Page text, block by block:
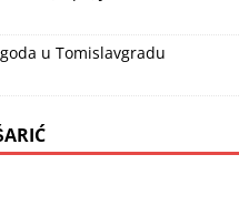
u Tomislavgradu